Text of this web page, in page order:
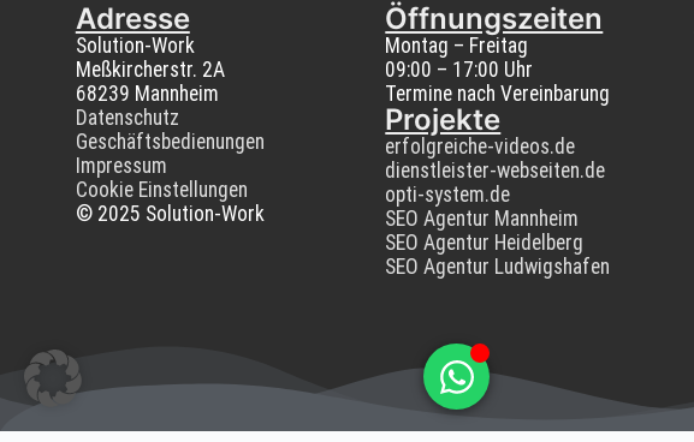
Adresse
Solution-Work
Meßkircherstr. 2A
68239 Mannheim
Datenschutz
Geschäftsbedienungen
Impressum
Cookie Einstellungen
© 2025 Solution-Work
Öffnungszeiten
Montag – Freitag
09:00 – 17:00 Uhr
Termine nach Vereinbarung
Projekte
erfolgreiche-videos.de
dienstleister-webseiten.de
opti-system.de
SEO Agentur Mannheim
SEO Agentur Heidelberg
SEO Agentur Ludwigshafen